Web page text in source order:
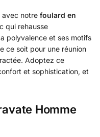
avec notre foulard en
qui rehausse
polyvalence et ses motifs
ce soit pour une réunion
Adoptez ce
et sophistication, et
Homme